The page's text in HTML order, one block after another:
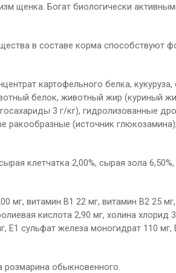
щенка. Богат биологически
в составе корма способствуют
картофельного белка,
белок, животный жир (куриный
3 г/кг), гидролизованные
(источник
клетчатка 2,00%, сырая зола
витамин В1 22 мг, витамин В2 25
кислота 2,90 мг, холина хлорид
сульфат железа моногидрат 110 мг,
розмарина обыкновенного.